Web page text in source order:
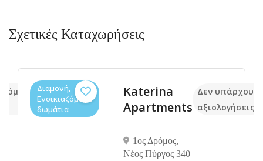
Σχετικές Καταχωρήσεις
Διαμονή,
Ενοικιαζόμενα
δωμάτια
Katerina
Apartments
1ος Δρόμος,
Νέος Πύργος 340
Δεν υπάρχουν
αξιολογήσεις